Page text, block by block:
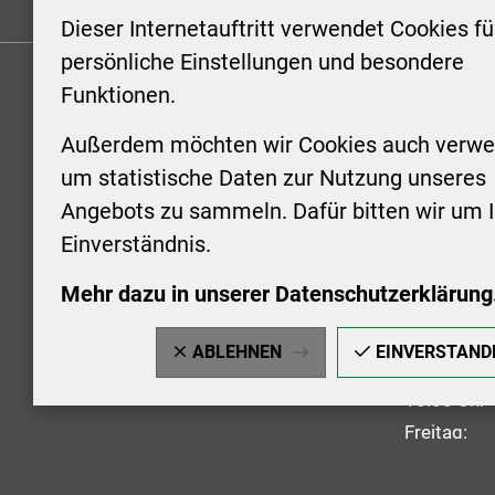
Dieser Internetauftritt verwendet Cookies
persönliche Einstellungen und besondere
Funktionen.
Außerdem möchten wir Cookies auch
um statistische Daten zur Nutzung unseres
Angebots zu sammeln. Dafür bitten wir um
Einverständnis.
Mehr dazu in unserer
ABLEHNEN
KONTAKT
Stadt Aschersleben
Markt 1
06449 Aschersleben
+49 3473 958-0
stadt@aschersleben.de
https://www.aschersleben.de/
Montag:
Uhr
Uhr
vorheriger
18:00 Uhr
Freitag: